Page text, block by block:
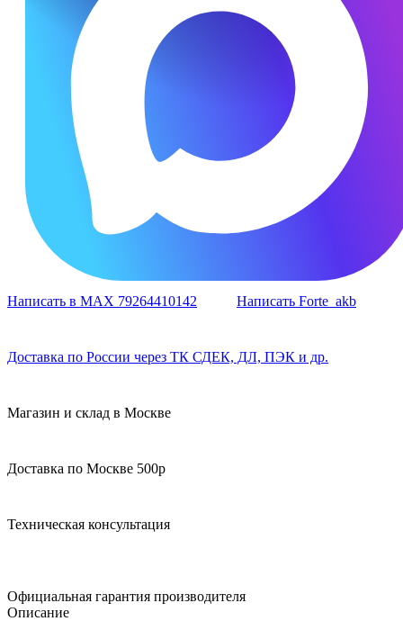
Написать в MAX 79264410142 Написать Forte_akb
Доставка по России через ТК СДЕК, ДЛ, ПЭК и др.
Магазин и склад в Москве
Доставка по Москве 500р
Техническая консультация
Официальная гарантия производителя
Описание